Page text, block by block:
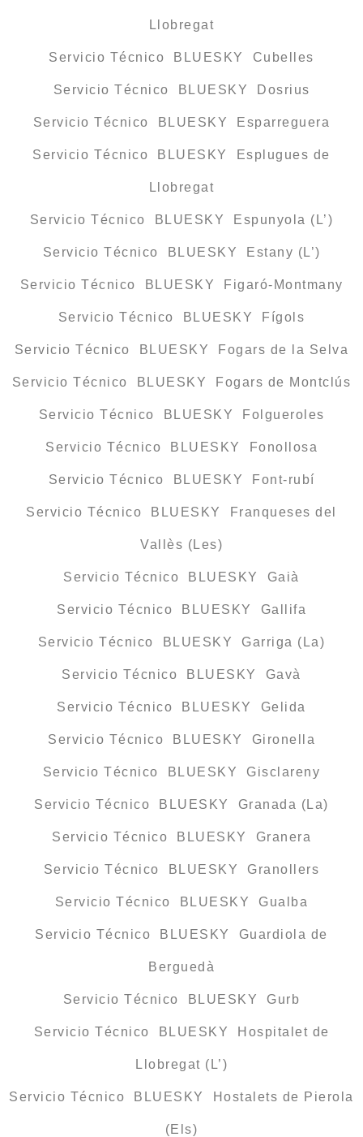
Llobregat
Servicio Técnico BLUESKY Cubelles
Servicio Técnico BLUESKY Dosrius
Servicio Técnico BLUESKY Esparreguera
Servicio Técnico BLUESKY Esplugues de
Llobregat
Servicio Técnico BLUESKY Espunyola (L’)
Servicio Técnico BLUESKY Estany (L’)
Servicio Técnico BLUESKY Figaró-Montmany
Servicio Técnico BLUESKY Fígols
Servicio Técnico BLUESKY Fogars de la Selva
Servicio Técnico BLUESKY Fogars de Montclús
Servicio Técnico BLUESKY Folgueroles
Servicio Técnico BLUESKY Fonollosa
Servicio Técnico BLUESKY Font-rubí
Servicio Técnico BLUESKY Franqueses del
Vallès (Les)
Servicio Técnico BLUESKY Gaià
Servicio Técnico BLUESKY Gallifa
Servicio Técnico BLUESKY Garriga (La)
Servicio Técnico BLUESKY Gavà
Servicio Técnico BLUESKY Gelida
Servicio Técnico BLUESKY Gironella
Servicio Técnico BLUESKY Gisclareny
Servicio Técnico BLUESKY Granada (La)
Servicio Técnico BLUESKY Granera
Servicio Técnico BLUESKY Granollers
Servicio Técnico BLUESKY Gualba
Servicio Técnico BLUESKY Guardiola de
Berguedà
Servicio Técnico BLUESKY Gurb
Servicio Técnico BLUESKY Hospitalet de
Llobregat (L’)
Servicio Técnico BLUESKY Hostalets de Pierola
(Els)